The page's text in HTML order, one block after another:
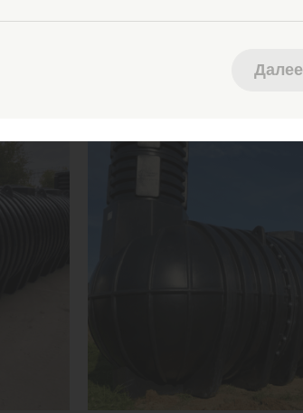
Далее